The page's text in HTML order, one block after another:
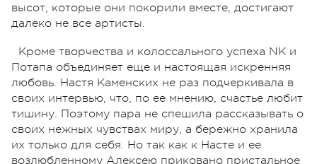
высот, которые они покорили вместе, достигают
далеко не все артисты.
Кроме творчества и колоссального успеха NK и
Потапа объединяет еще и настоящая искренняя
любовь. Настя Каменских не раз подчеркивала в
своих интервью, что, по ее мнению, счастье любит
тишину. Поэтому пара не спешила рассказывать о
своих нежных чувствах миру, а бережно хранила
их только для себя. Но так как к Насте и ее
возлюбленному Алексею приковано пристальное